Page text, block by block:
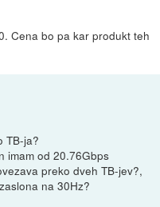
Cena bo pa kar produkt teh
TB-ja?
imam od 20.76Gbps
preko dveh TB-jev?,
na 30Hz?